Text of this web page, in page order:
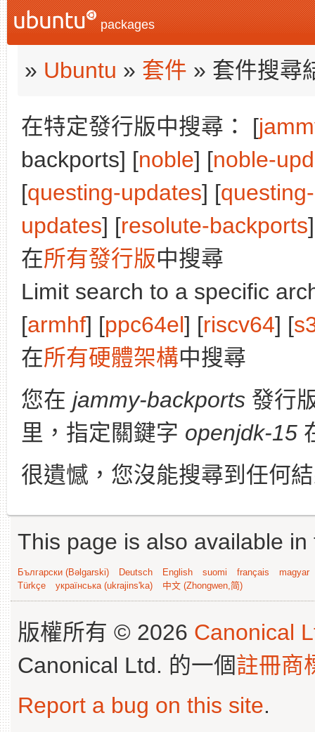
packages
» Ubuntu » 套件 » 套件搜尋
在特定發行版中搜尋： [
backports] [noble] [noble-
[questing-updates] [
updates] [resolute-backports
在所有發行版中搜尋
Limit search to a specific
[armhf] [ppc64el] [riscv64] [
在所有硬體架構中搜尋
您在 jammy-backports 發行
里，指定關鍵字 openjdk-15
很遺憾，您沒能搜尋到任何
This page is also available
Български (Bəlgarski) Deutsch English suomi français
magyar
Türkçe
українська (ukrajins'ka) 中文 (Zhongwen,简)
版權所有 © 2026 Canonical
Canonical Ltd. 的一個註冊商
Report a bug on this site.